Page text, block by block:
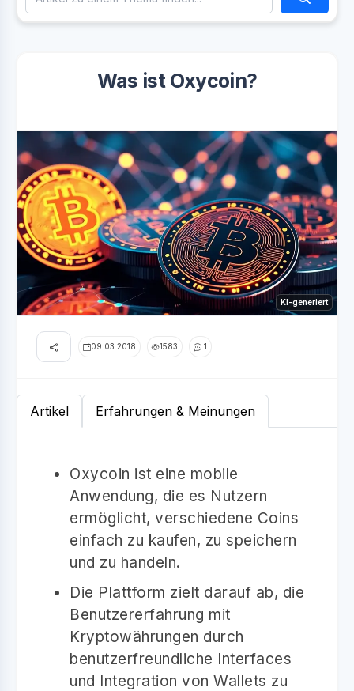
Was ist Oxycoin?
KI-generiert
09.03.2018 1583 1
Artikel Erfahrungen & Meinungen
Oxycoin ist eine mobile
Anwendung, die es Nutzern
ermöglicht, verschiedene Coins
einfach zu kaufen, zu speichern
und zu handeln.
Die Plattform zielt darauf ab, die
Benutzererfahrung mit
Kryptowährungen durch
benutzerfreundliche Interfaces
und Integration von Wallets zu